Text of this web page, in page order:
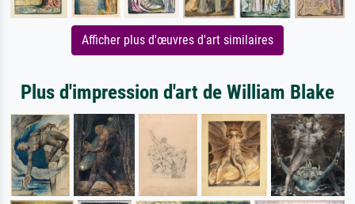
Afficher plus d'œuvres d'art similaires
Plus d'impression d'art de William Blake